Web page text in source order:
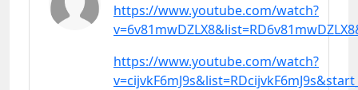
https://www.youtube.com/watch?
https://www.youtube.com/watch?